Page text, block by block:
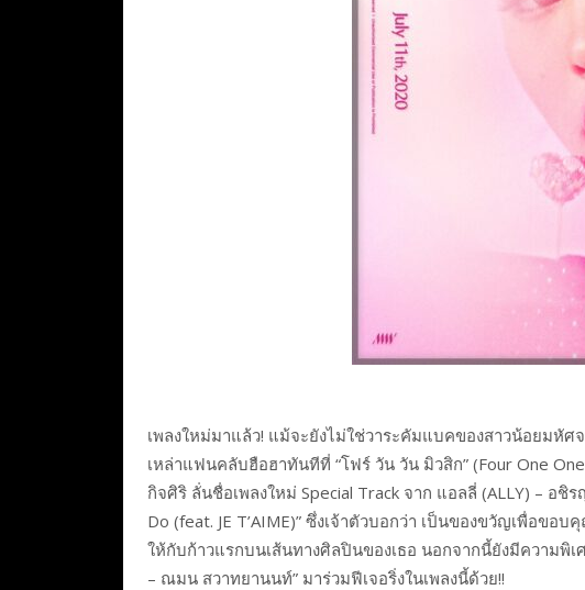
เพลงใหม่มาแล้ว! แม้จะยังไม่ใช่วาระคัมแบคของสาวน้อยมหั
เหล่าแฟนคลับฮือฮาทันทีที่ “โฟร์ วัน วัน มิวสิก” (Four One
กิจศิริ ลั่นชื่อเพลงใหม่ Special Track จาก แอลลี่ (ALLY) – อ
Do (feat. JE T’AIME)” ซึ่งเจ้าตัวบอกว่า เป็นของขวัญเพื่อ
ให้กับก้าวแรกบนเส้นทางศิลปินของเธอ นอกจากนี้ยังมีความพิเ
– ณมน สวาทยานนท์” มาร่วมฟีเจอริ่งในเพลงนี้ด้วย!!